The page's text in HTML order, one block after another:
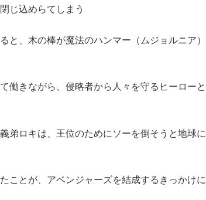
じ込めらてしまう
と、木の棒が魔法のハンマー（ムジョルニア）
働きながら、侵略者から人々を守るヒーローと
弟ロキは、王位のためにソーを倒そうと地球に
ことが、アベンジャーズを結成するきっかけに